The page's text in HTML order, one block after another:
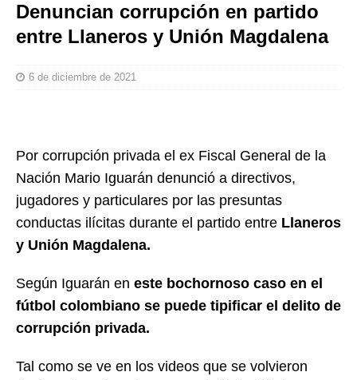
Denuncian corrupción en partido
entre Llaneros y Unión Magdalena
6 de diciembre de 2021
Por corrupción privada el ex Fiscal General de la
Nación Mario Iguarán denunció a directivos,
jugadores y particulares por las presuntas
conductas ilícitas durante el partido entre Llaneros
y Unión Magdalena.
Según Iguarán en este bochornoso caso en el
fútbol colombiano se puede tipificar el delito de
corrupción privada.
Tal como se ve en los videos que se volvieron